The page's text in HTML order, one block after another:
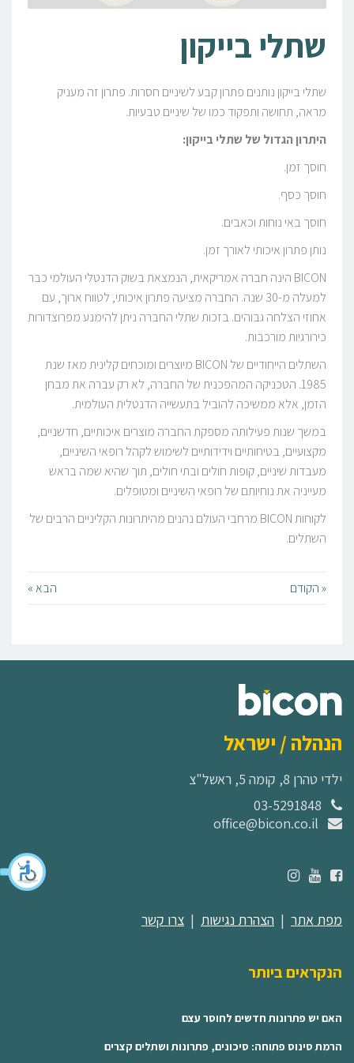
שתלי בייקון
שתלי בייקון נותנים פתרון קבע לשיניים חסרות. פתרון זה מעניק
מראה, תחושה ותפקוד כמו של שיניים טבעיות.
היתרון הגדול של שתלי בייקון:
חוסך זמן.
חוסך כסף.
חוסך באי נוחות וכאבים.
נותן פתרון איכותי לאורך זמן.
BICON הינה חברה אמריקאית, הנמצאת בשוק הדנטלי העולמי כבר
למעלה מ-30 שנה. החברה מציעה פתרון איכותי, לטווח ארוך, עם
אחוזי הצלחה גבוהים. בזכות שתלי החברה ניתן להימנע מפרוצדורות
כירורגיות מורכבות.
השתלים הייחודיים של BICON מיוצרים ומוכחים קלינית מאז שנת
1985. הטכניקה המהפכנית של החברה, לא רק עברה את מבחן
הזמן, אלא ממשיכה להוביל בתעשייה הדנטלית העולמית.
במשך שנות פעילותה מספקת החברה מוצרים איכותיים, חדשניים,
מקצועיים, בטיחותיים וידידותיים לשימוש לקהל רופאי השיניים,
מעבדות שיניים, קופות חולים ובתי חולים, תוך שהיא שמה בראש
מעייניה את נוחיותם של רופאי השיניים ומטופלים.
לקוחות BICON מרחבי העולם נהנים מהיתרונות הקליניים הרבים של
השתלים.
« הקודם הבא »
הנהלה / ישראל
ילדי טהרן 8, קומה 5, ראשל"צ
מפת אתר | הצהרת נגישות | צרו קשר
הנקראים ביותר
האם יש פתרונות חדשים לחוסר עצם
הרמת סינוס פתוחה: סיכונים, פתרונות ושתלים קצרים